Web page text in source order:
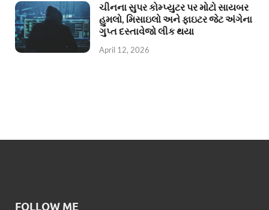
ચીનના સુપર કોમ્પ્યુટર પર મોટો સાયબર
હુમલો, મિસાઇલો અને ફાઇટર જેટ અંગેના
ગુપ્ત દસ્તાવેજો લીક થયા
April 12, 2026
FOLLOW ME